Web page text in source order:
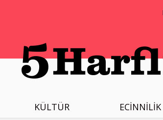
KÜLTÜR ECİNNİLİK